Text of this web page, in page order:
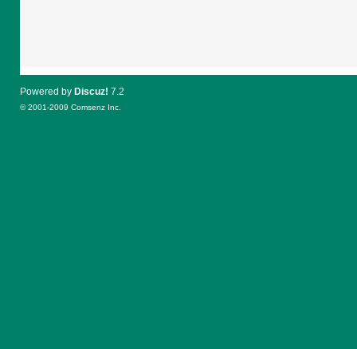
Powered by Discuz! 7.2
© 2001-2009 Comsenz Inc.